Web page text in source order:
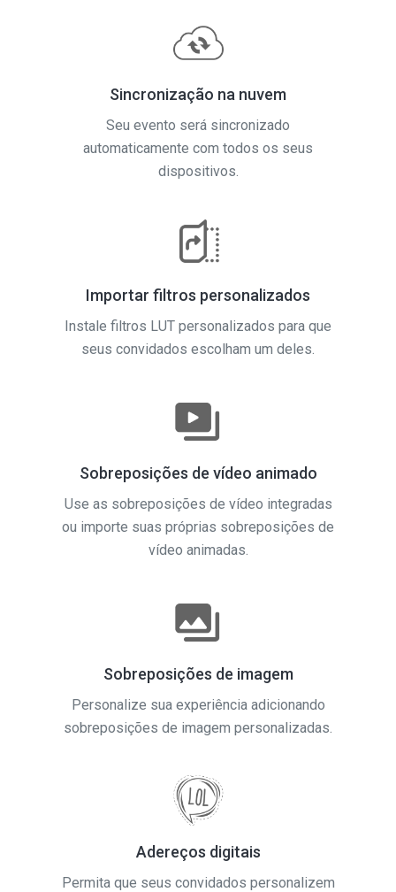
Sincronização na nuvem
Seu evento será sincronizado
automaticamente com todos os seus
dispositivos.
Importar filtros personalizados
Instale filtros LUT personalizados para que
seus convidados escolham um deles.
Sobreposições de vídeo animado
Use as sobreposições de vídeo integradas
ou importe suas próprias sobreposições de
vídeo animadas.
Sobreposições de imagem
Personalize sua experiência adicionando
sobreposições de imagem personalizadas.
Adereços digitais
Permita que seus convidados personalizem